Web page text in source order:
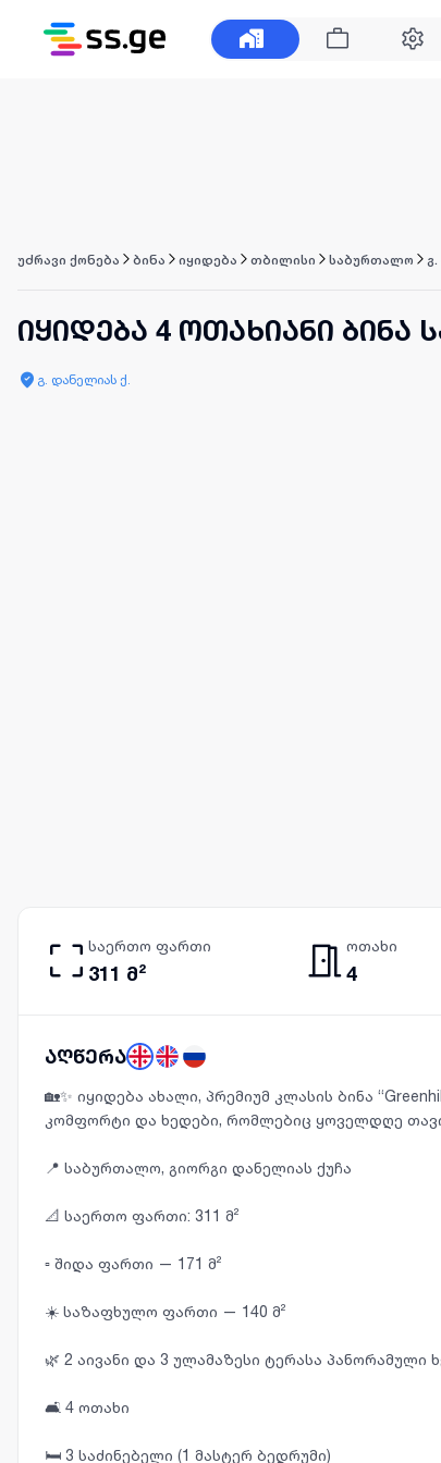
უძრავი ქონება ბინა იყიდება თბილისი საბურთალო
იყიდება 4 ოთახიანი ბინა
გ. დანელიას ქ.
საერთო ფართი
311 მ²
ოთახი
4
აღწერა
🏡✨ იყიდება ახალი, პრემიუმ კლასის ბინა
კომფორტი და ხედები, რომლებიც ყოველდღე
📍 საბურთალო, გიორგი დანელიას ქუჩა
📐 საერთო ფართი: 311 მ²
▫️ შიდა ფართი — 171 მ²
☀️ საზაფხულო ფართი — 140 მ²
🌿 2 აივანი და 3 ულამაზესი ტერასა პანორამული
🛋 4 ოთახი
🛏 3 საძინებელი (1 მასტერ ბედრუმი)